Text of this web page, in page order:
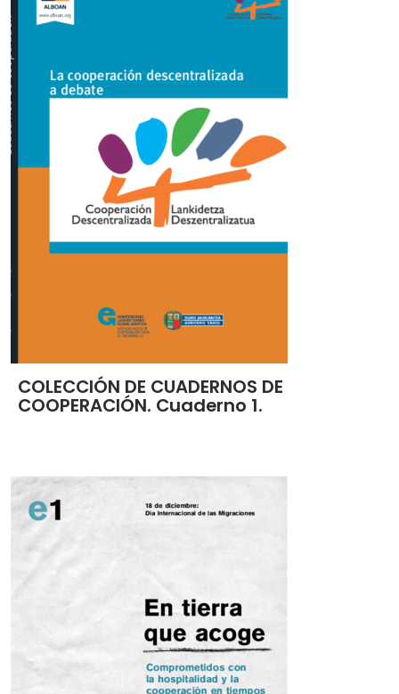
COLECCIÓN DE CUADERNOS DE
COOPERACIÓN. Cuaderno 1.